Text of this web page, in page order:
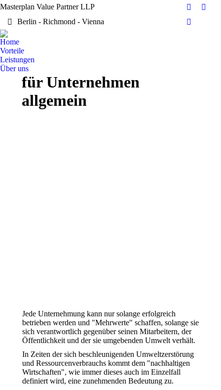
Masterplan Value Partner LLP
Berlin - Richmond - Vienna
Facebook
page
X
Dribbble
Home
Vorteile
Leistungen
Über uns
für Unternehmen
allgemein
Jede Unternehmung kann nur solange erfolgreich
betrieben werden und "Mehrwerte" schaffen, solange sie
sich verantwortlich gegenüber seinen Mitarbeitern, der
Öffentlichkeit und der sie umgebenden Umwelt verhält.
In Zeiten der sich beschleunigenden Umweltzerstörung
und Ressourcenverbrauchs kommt dem "nachhaltigen
Wirtschaften", wie immer dieses auch im Einzelfall
definiert wird, eine zunehmenden Bedeutung zu.